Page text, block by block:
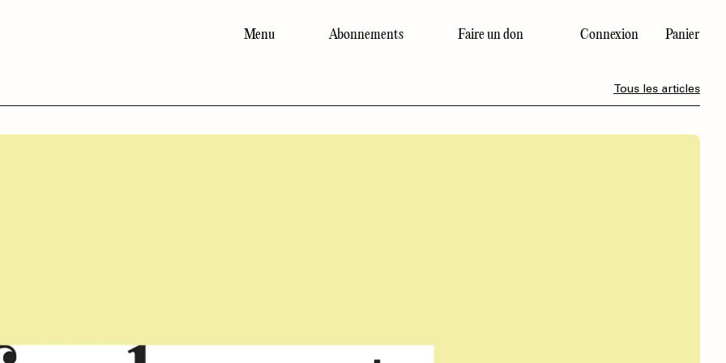
Menu Abonnements Faire un don Connexion Panier
Tous les articles